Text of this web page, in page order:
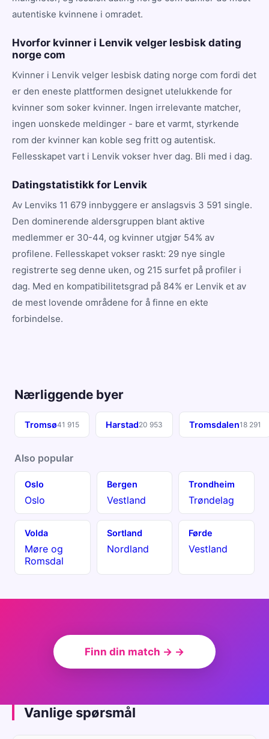
autentiske kvinnene i omradet.
Hvorfor kvinner i Lenvik velger lesbisk dating
norge com
Kvinner i Lenvik velger lesbisk dating norge com fordi det
er den eneste plattformen designet utelukkende for
kvinner som soker kvinner. Ingen irrelevante matcher,
ingen uonskede meldinger - bare et varmt, styrkende
rom der kvinner kan koble seg fritt og autentisk.
Fellesskapet vart i Lenvik vokser hver dag. Bli med i dag.
Datingstatistikk for Lenvik
Av Lenviks 11 679 innbyggere er anslagsvis 3 591 single.
Den dominerende aldersgruppen blant aktive
medlemmer er 30-44, og kvinner utgjør 54% av
profilene. Fellesskapet vokser raskt: 29 nye single
registrerte seg denne uken, og 215 surfet på profiler i
dag. Med en kompatibilitetsgrad på 84% er Lenvik et av
de mest lovende områdene for å finne en ekte
forbindelse.
Nærliggende byer
Tromsø41 915 Harstad20 953 Tromsdalen18 291
Also popular
Oslo
Oslo
Bergen
Vestland
Trondheim
Trøndelag
Volda
Møre og
Romsdal
Sortland
Nordland
Førde
Vestland
Finn din match → →
Vanlige spørsmål